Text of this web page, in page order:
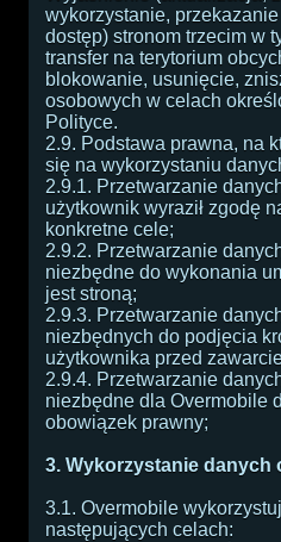
wykorzystanie,
dostęp) stronom trzecim w
transfer na terytorium
blokowanie, usunięcie,
osobowych w celach
Polityce.
2.9. Podstawa prawna, na
się na wykorzystaniu
2.9.1. Przetwarzanie
użytkownik wyraził zgodę
konkretne cele;
2.9.2. Przetwarzanie
niezbędne do wykonania
jest stroną;
2.9.3. Przetwarzanie
niezbędnych do podjęcia
użytkownika przed
2.9.4. Przetwarzanie
niezbędne dla Overmobile
obowiązek prawny;
3. Wykorzystanie danych
3.1. Overmobile
następujących celach: